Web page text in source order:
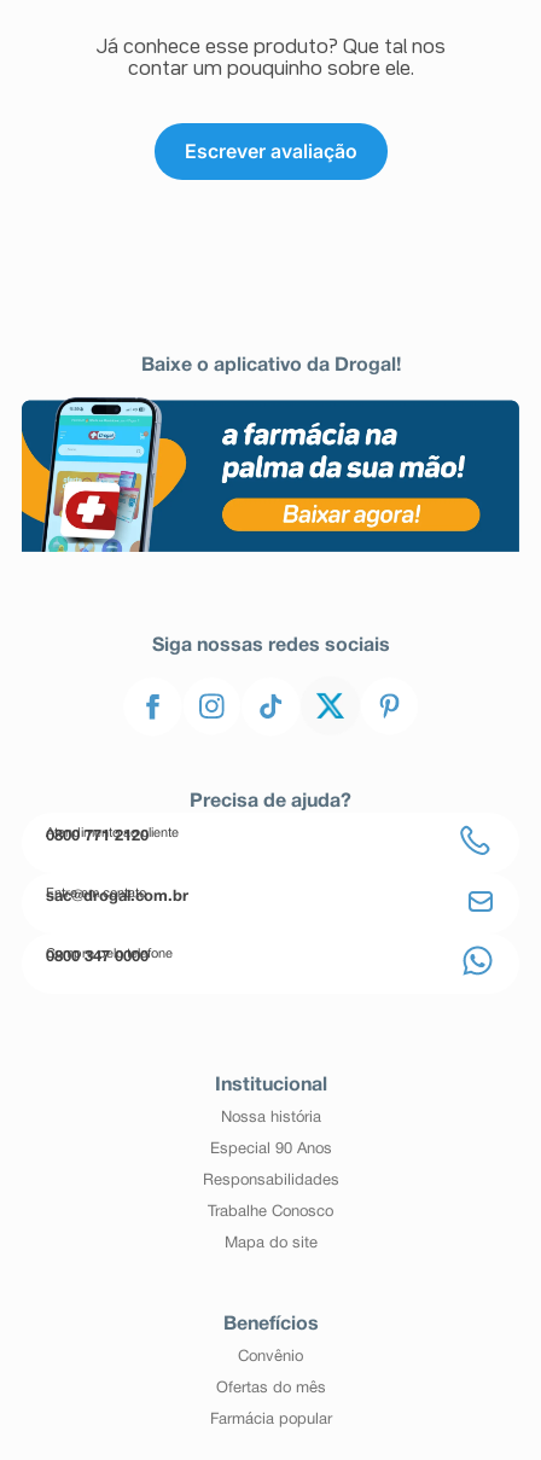
seu médico ou cirurgião dentista.
Informe também à empresa por meio de seu serviço de
Já conhece esse produto? Que tal nos
contar um pouquinho sobre ele.
Escrever avaliação
Baixe o aplicativo da Drogal!
Siga nossas redes sociais
Precisa de ajuda?
Atendimento ao cliente
0800 771 2120
Entre em contato
sac@drogal.com.br
Compre pelo telefone
0800 347 0000
Institucional
Nossa história
Especial 90 Anos
Responsabilidades
Trabalhe Conosco
Mapa do site
Benefícios
Convênio
Ofertas do mês
Farmácia popular